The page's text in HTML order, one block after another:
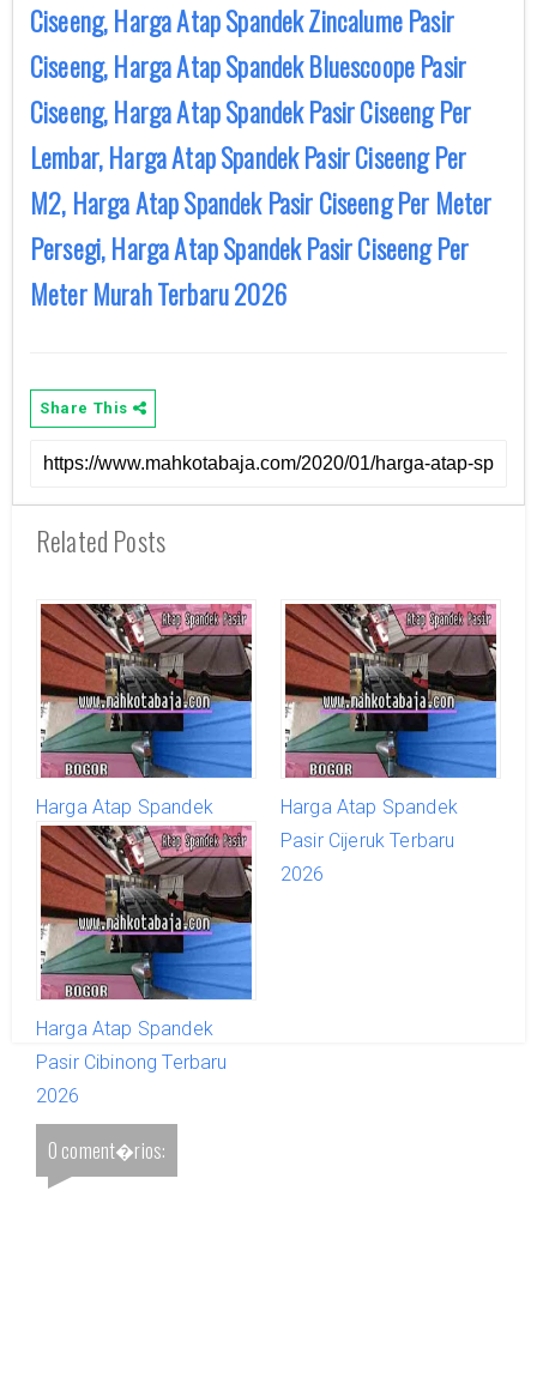
Ciseeng, Harga Atap Spandek Zincalume Pasir
Ciseeng, Harga Atap Spandek Bluescoope Pasir
Ciseeng, Harga Atap Spandek Pasir Ciseeng Per
Lembar, Harga Atap Spandek Pasir Ciseeng Per
M2, Harga Atap Spandek Pasir Ciseeng Per Meter
Persegi, Harga Atap Spandek Pasir Ciseeng Per
Meter Murah Terbaru 2026
Share This
Related Posts
Harga Atap Spandek
Pasir Cigombong Terbaru
2026
Harga Atap Spandek
Pasir Cijeruk Terbaru
2026
Harga Atap Spandek
Pasir Cibinong Terbaru
2026
0 coment�rios: